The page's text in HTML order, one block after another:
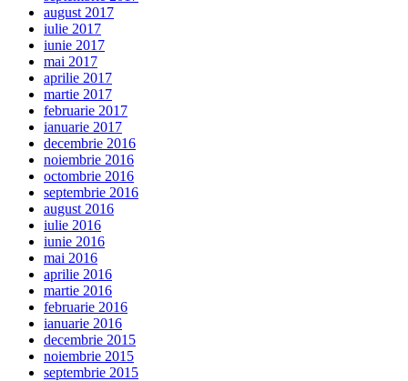
august 2017
iulie 2017
iunie 2017
mai 2017
aprilie 2017
martie 2017
februarie 2017
ianuarie 2017
decembrie 2016
noiembrie 2016
octombrie 2016
septembrie 2016
august 2016
iulie 2016
iunie 2016
mai 2016
aprilie 2016
martie 2016
februarie 2016
ianuarie 2016
decembrie 2015
noiembrie 2015
septembrie 2015